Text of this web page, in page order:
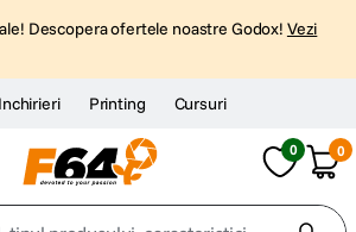
Descopera ofertele noastre Godox! Vezi
Inchirieri Printing Cursuri
0 0
produsului, caracteristici...